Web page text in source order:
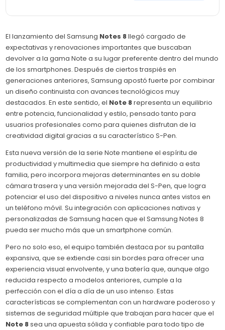
El lanzamiento del Samsung Notes 8llegó cargado de
expectativas y renovaciones importantes que buscaban
devolver a la gama Note a su lugar preferente dentro del mundo
de los smartphones. Después de ciertos traspiés en
generaciones anteriores, Samsung apostó fuerte por combinar
un diseño continuista con avances tecnológicos muy
destacados. En este sentido, el Note 8representa un equilibrio
entre potencia, funcionalidad y estilo, pensado tanto para
usuarios profesionales como para quienes disfrutan de la
creatividad digital gracias a su característico S-Pen.
Esta nueva versión de la serie Note mantiene el espíritu de
productividad y multimedia que siempre ha definido a esta
familia, pero incorpora mejoras determinantes en su doble
cámara trasera y una versión mejorada del S-Pen, que logra
potenciar el uso del dispositivo a niveles nunca antes vistos en
un teléfono móvil. Su integración con aplicaciones nativas y
personalizadas de Samsung hacen que el Samsung Notes 8
pueda ser mucho más que un smartphone común.
Pero no solo eso, el equipo también destaca por su pantalla
expansiva, que se extiende casi sin bordes para ofrecer una
experiencia visual envolvente, y una batería que, aunque algo
reducida respecto a modelos anteriores, cumple a la
perfección con el día a día de un uso intenso. Estas
características se complementan con un hardware poderoso y
sistemas de seguridad múltiple que trabajan para hacer que el
Note 8sea una apuesta sólida y confiable para todo tipo de